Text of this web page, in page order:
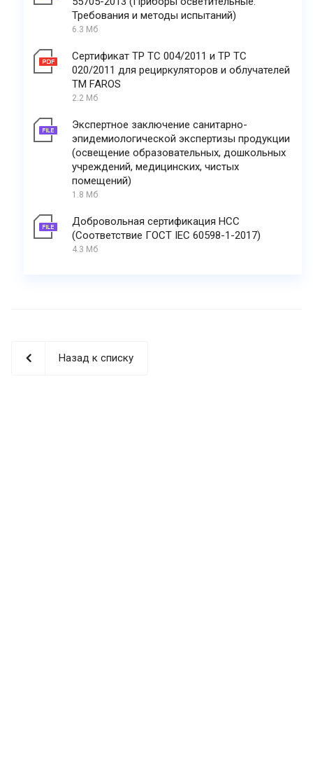
Требования и методы испытаний)
6.3 Мб
Сертификат ТР ТС 004/2011 и ТР ТС
020/2011 для рециркуляторов и облучателей
ТМ FAROS
2.2 Мб
Экспертное заключение санитарно-
эпидемиологической экспертизы продукции
(освещение образовательных, дошкольных
учреждений, медицинских, чистых
помещений)
1.8 Мб
Добровольная сертификация НСС
(Соответствие ГОСТ IEC 60598-1-2017)
4.3 Мб
Назад к списку